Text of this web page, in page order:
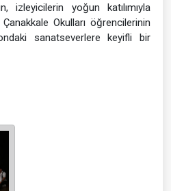
izleyicilerin yoğun katılımıyla
Okulları öğrencilerinin
sanatseverlere keyifli bir